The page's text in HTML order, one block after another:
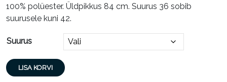
100% polüester. Üldpikkus 84 cm. Suurus 36 sobib
suurusele kuni 42.
Suurus
Litrikimono
PÖÖRIÖÖ
LISA KORVI